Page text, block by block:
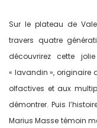
Sur le plateau de
travers quatre
découvrirez cette
« lavandin », originaire
olfactives et aux
démontrer. Puis
Marius Masse témoin